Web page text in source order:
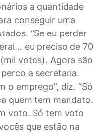
a quantidade
conseguir uma
“Se eu perder
eu preciso de 70
votos). Agora são
a secretaria.
o emprego”, diz. “Só
quem tem mandato.
voto. Só tem voto
que estão na